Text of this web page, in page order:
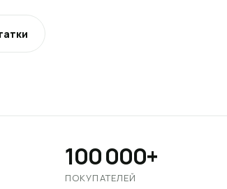
100 000+
ПОКУПАТЕЛЕЙ